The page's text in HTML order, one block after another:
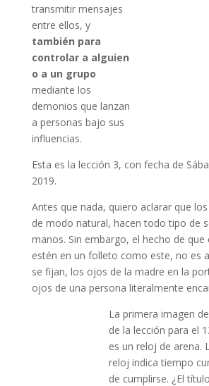
transmitir mensajes
entre ellos, y
también para
controlar a alguien
o a un grupo
mediante los
demonios que lanzan
a personas bajo sus
influencias.
Esta es la lección 3, con fecha de
2019.
Antes que nada, quiero aclarar que
de modo natural, hacen todo tipo de
manos. Sin embargo, el hecho de que
estén en un folleto como este, no es
se fijan, los ojos de la madre en la
ojos de una persona literalmente
La primera imagen
de la lección para el
es un reloj de arena.
reloj indica tiempo
de cumplirse. ¿El